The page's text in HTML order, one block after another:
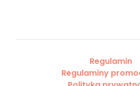
Regulamin
Regulaminy